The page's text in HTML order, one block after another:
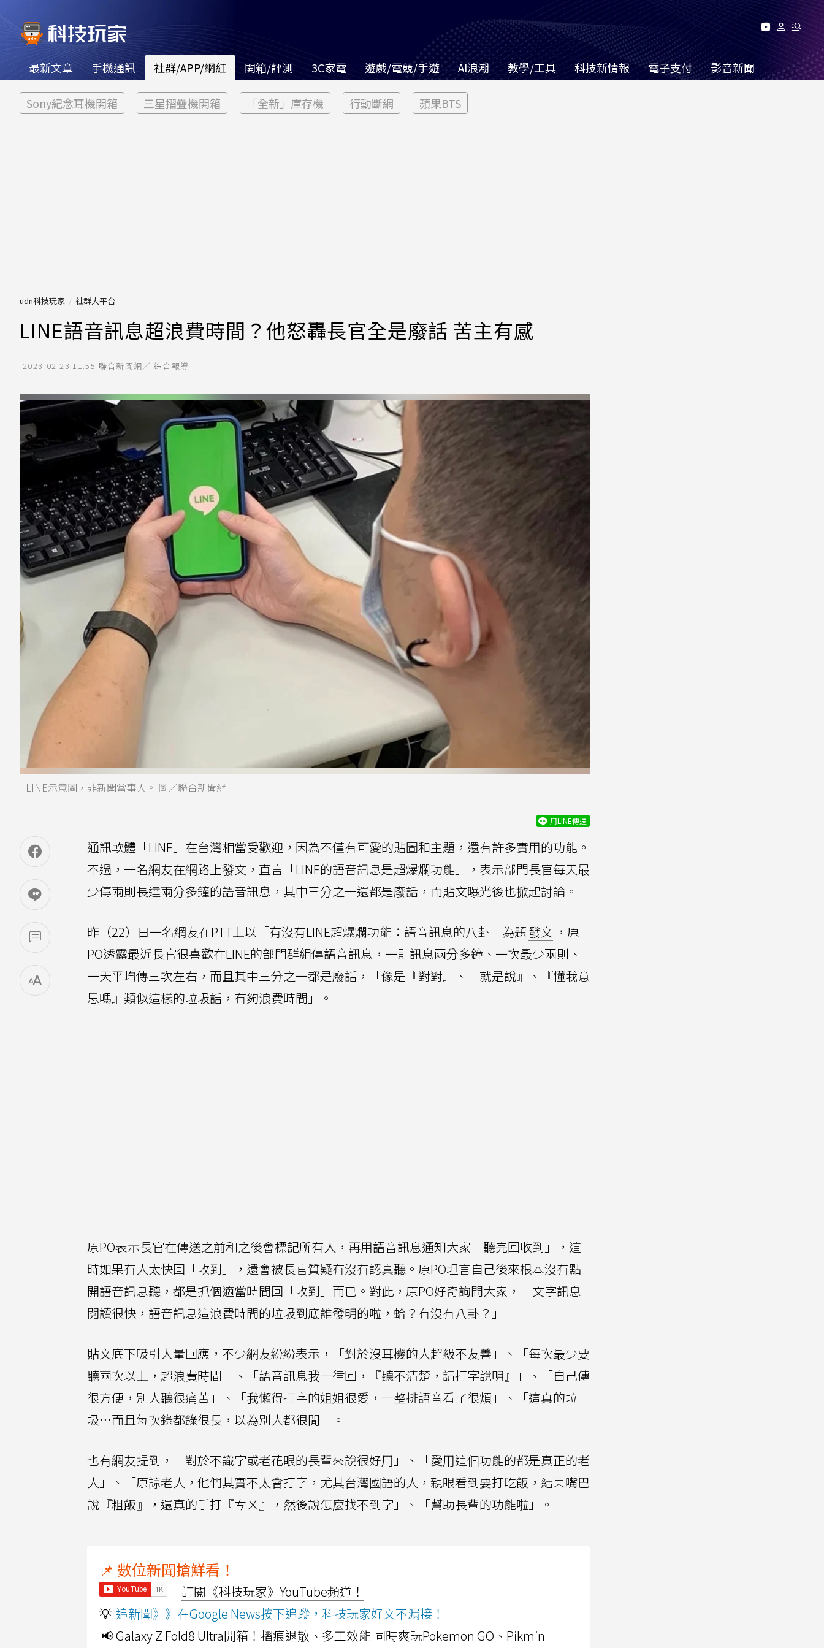
最新文章 手機通訊 社群/APP/網紅 開箱/評測 3C家電 遊戲/電競/手遊 AI浪潮 教學/工具 科技新情報 電子支付 影音新聞
Sony紀念耳機開箱 三星摺疊機開箱 「全新」庫存機 行動斷網 蘋果BTS
udn科技玩家 社群大平台
LINE語音訊息超浪費時間？他怒轟長官全是廢話 苦主有感
2023-02-23 11:55 聯合新聞網／ 綜合報導
LINE示意圖，非新聞當事人。 圖／聯合新聞網
用LINE傳送
通訊軟體「LINE」在台灣相當受歡迎，因為不僅有可愛的貼圖和主題，還有許多實用的功能。
不過，一名網友在網路上發文，直言「LINE的語音訊息是超爆爛功能」，表示部門長官每天最
少傳兩則長達兩分多鐘的語音訊息，其中三分之一還都是廢話，而貼文曝光後也掀起討論。
昨（22）日一名網友在PTT上以「有沒有LINE超爆爛功能：語音訊息的八卦」為題發文 ，原
PO透露最近長官很喜歡在LINE的部門群組傳語音訊息，一則訊息兩分多鐘、一次最少兩則、
一天平均傳三次左右，而且其中三分之一都是廢話，「像是『對對』、『就是說』、『懂我意
思嗎』類似這樣的垃圾話，有夠浪費時間」。
原PO表示長官在傳送之前和之後會標記所有人，再用語音訊息通知大家「聽完回收到」，這
時如果有人太快回「收到」，還會被長官質疑有沒有認真聽。原PO坦言自己後來根本沒有點
開語音訊息聽，都是抓個適當時間回「收到」而已。對此，原PO好奇詢問大家，「文字訊息
閱讀很快，語音訊息這浪費時間的垃圾到底誰發明的啦，蛤？有沒有八卦？」
貼文底下吸引大量回應，不少網友紛紛表示，「對於沒耳機的人超級不友善」、「每次最少要
聽兩次以上，超浪費時間」、「語音訊息我一律回，『聽不清楚，請打字說明』」、「自己傳
很方便，別人聽很痛苦」、「我懶得打字的姐姐很愛，一整排語音看了很煩」、「這真的垃
圾…而且每次錄都錄很長，以為別人都很閒」。
也有網友提到，「對於不識字或老花眼的長輩來說很好用」、「愛用這個功能的都是真正的老
人」、「原諒老人，他們其實不太會打字，尤其台灣國語的人，親眼看到要打吃飯，結果嘴巴
說『粗飯』，還真的手打『ㄘㄨ』，然後說怎麼找不到字」、「幫助長輩的功能啦」。
📌 數位新聞搶鮮看！
訂閱《科技玩家》YouTube頻道！
💡 追新聞》》在Google News按下追蹤，科技玩家好文不漏接！
📢 Galaxy Z Fold8 Ultra開箱！摺痕退散、多工效能 同時爽玩Pokemon GO、Pikmin